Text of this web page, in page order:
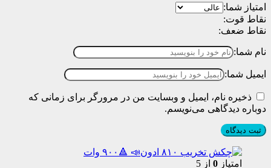
امتیاز شما:
نقاط قوت:
نقاط ضعف:
نام شما:
ایمیل شما:
ذخیره نام، ایمیل و وبسایت من در مرورگر برای زمانی که
دوباره دیدگاهی می‌نویسم.
امتیاز 0 از 5